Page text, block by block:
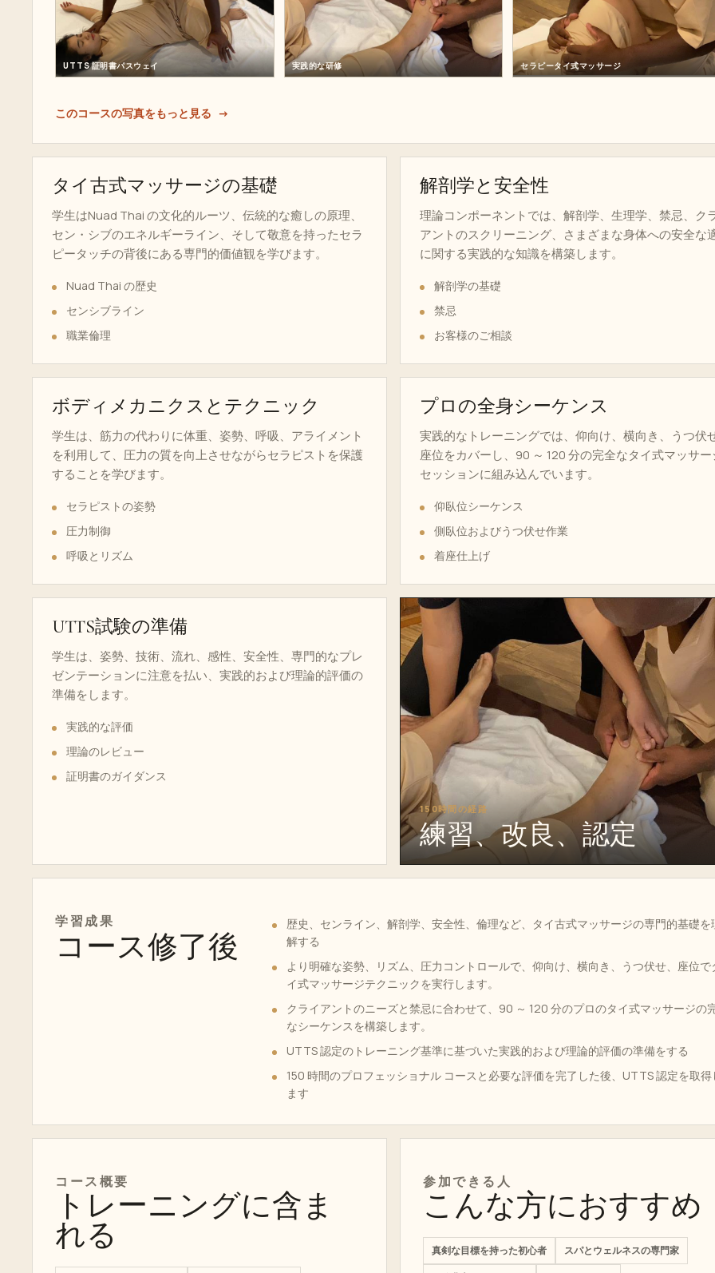
UTTS 証明書パスウェイ 実践的な研修 セラピータイ式マッサージ
このコースの写真をもっと見る
タイ古式マッサージの基礎
学生はNuad Thai の文化的ルーツ、伝統的な癒しの原理、
セン・シブのエネルギーライン、そして敬意を持ったセラ
ピータッチの背後にある専門的価値観を学びます。
Nuad Thai の歴史
センシブライン
職業倫理
解剖学と安全性
理論コンポーネントでは、解剖学、生理学、禁忌、ク
アントのスクリーニング、さまざまな身体への安全な
に関する実践的な知識を構築します。
解剖学の基礎
禁忌
お客様のご相談
ボディメカニクスとテクニック
学生は、筋力の代わりに体重、姿勢、呼吸、アライメント
を利用して、圧力の質を向上させながらセラピストを保護
することを学びます。
セラピストの姿勢
圧力制御
呼吸とリズム
プロの全身シーケンス
実践的なトレーニングでは、仰向け、横向き、うつ伏せ
座位をカバーし、90 ～ 120 分の完全なタイ式マッサー
セッションに組み込んでいます。
仰臥位シーケンス
側臥位およびうつ伏せ作業
着座仕上げ
UTTS試験の準備
学生は、姿勢、技術、流れ、感性、安全性、専門的なプレ
ゼンテーションに注意を払い、実践的および理論的評価の
準備をします。
実践的な評価
理論のレビュー
証明書のガイダンス
150時間の経路
練習、改良、認定
学習成果
コース修了後
歴史、センラ​​イン、解剖学、安全性、倫理など、タイ古式マッサージの専門的基礎を
解する
より明確な姿勢、リズム、圧力コントロールで、仰向け、横向き、うつ伏せ、座位で
イ式マッサージテクニックを実行します。
クライアントのニーズと禁忌に合わせて、90 ～ 120 分のプロのタイ式マッサージの
なシーケンスを構築します。
UTTS 認定のトレーニング基準に基づいた実践的および理論的評価の準備をする
150 時間のプロフェッショナル コースと必要な評価を完了した後、UTTS 認定を取得
ます
コース概要
トレーニングに含ま
れる
参加できる人
こんな方におすすめ
真剣な目標を持った初心者
スパとウェルネスの専門家